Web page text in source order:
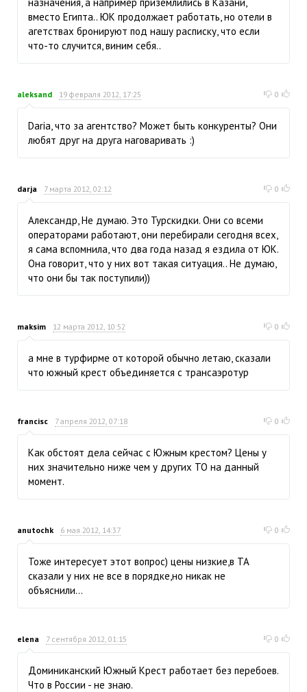
вместо Египта.. ЮК продолжает работать, но отели в
агетствах бронируют под нашу расписку, что если
что-то случится, виним себя..
aleksand 19 февраля 2012, 17:25 0
Daria, что за агентство? Может быть конкуренты? Они
любят друг на друга наговаривать :)
darja 7 марта 2012, 02:12 0
Александр, Не думаю. Это Турскидки. Они со всеми
операторами работают, они перебирали сегодня всех,
я сама вспомнила, что два года назад я ездила от ЮК.
Она говорит, что у них вот такая ситуация.. Не думаю,
что они бы так поступили))
maksim 12 марта 2012, 10:52 0
а мне в турфирме от которой обычно летаю, сказали
что южный крест объединяется с трансаэротур
francisc 7 апреля 2012, 07:18 0
Как обстоят дела сейчас с Южным крестом? Цены у
них значительно ниже чем у других ТО на данный
момент.
anutochk 6 мая 2012, 14:37 0
Тоже интересует этот вопрос) цены низкие,в ТА
сказали у них не все в порядке,но никак не
объяснили...
elena 7 сентября 2012, 01:15 0
Доминиканский Южный Крест работает без перебоев.
Что в России - не знаю.